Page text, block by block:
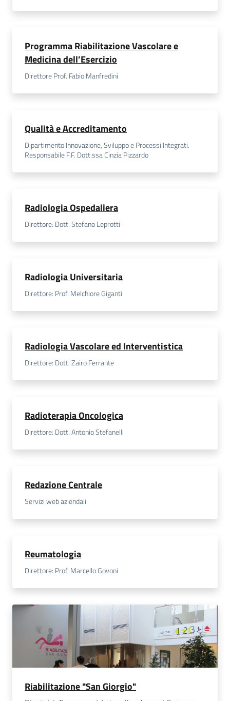
Programma Riabilitazione Vascolare e
Medicina dell’Esercizio
Direttore Prof. Fabio Manfredini
Qualità e Accreditamento
Dipartimento Innovazione, Sviluppo e Processi Integrati.
Responsabile F.F. Dott.ssa Cinzia Pizzardo
Radiologia Ospedaliera
Direttore: Dott. Stefano Leprotti
Radiologia Universitaria
Direttore: Prof. Melchiore Giganti
Radiologia Vascolare ed Interventistica
Direttore: Dott. Zairo Ferrante
Radioterapia Oncologica
Direttore: Dott. Antonio Stefanelli
Redazione Centrale
Servizi web aziendali
Reumatologia
Direttore: Prof. Marcello Govoni
Riabilitazione "San Giorgio"